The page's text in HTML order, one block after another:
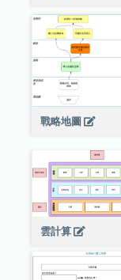
戰略地圖
雲計算